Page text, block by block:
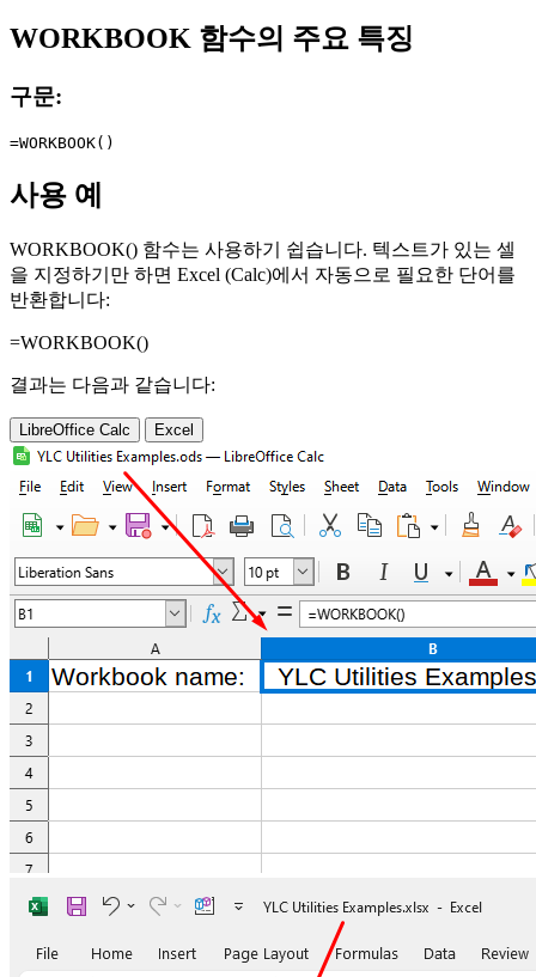
WORKBOOK 함수의 주요 특징
구문:
사용 예
WORKBOOK() 함수는 사용하기 쉽습니다. 텍스트가 있는 셀
을 지정하기만 하면 Excel (Calc)에서 자동으로 필요한 단어를
반환합니다:
=WORKBOOK()
결과는 다음과 같습니다:
LibreOffice Calc Excel